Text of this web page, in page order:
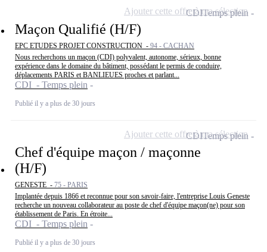
Maçon Qualifié (H/F)
EPC ETUDES PROJET CONSTRUCTION - 94 - CACHAN
Nous recherchons un maçon (CDI) polyvalent, autonome, sérieux, bonne
expérience dans le domaine du bâtiment, possédant le permis de conduire,
déplacements PARIS et BANLIEUES proches et parlant...
CDI - Temps plein
Publié il y a plus de 30 jours
CDITemps plein
Ajouter cette offre à ma sélection
Chef d'équipe maçon / maçonne
(H/F)
GENESTE - 75 - PARIS
Implantée depuis 1866 et reconnue pour son savoir-faire, l'entreprise Louis Geneste
recherche un nouveau collaborateur au poste de chef d'équipe maçon(ne) pour son
établissement de Paris. En étroite...
CDI - Temps plein
Publié il y a plus de 30 jours
CDITemps plein
Ajouter cette offre à ma sélection